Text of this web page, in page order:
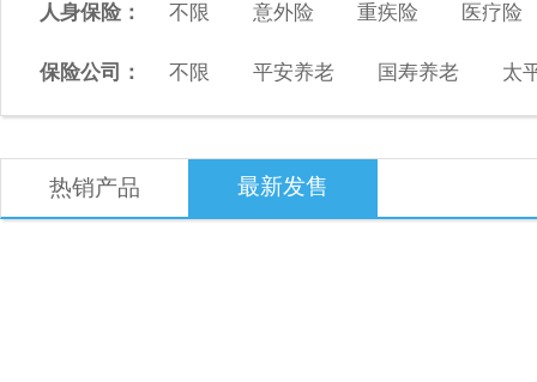
人身保险： 不限 意外险 重疾险 医疗险
保险公司： 不限 平安养老 国寿养老 太
热销产品 最新发售